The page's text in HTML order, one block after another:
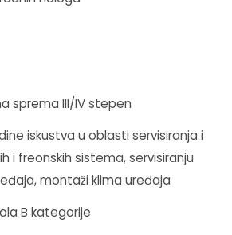
sprema III/IV stepen
iskustva u oblasti servisiranja i
i freonskih sistema, servisiranju
montaži klima uređaja
B kategorije